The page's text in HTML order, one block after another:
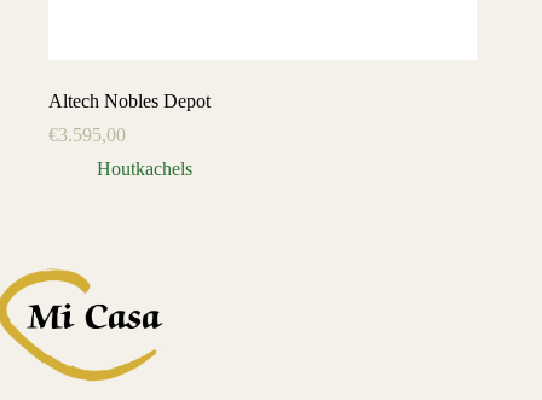
Altech Nobles Depot
€3.595,00
Houtkachels